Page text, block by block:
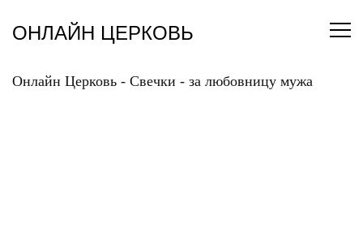
содержанию
ОНЛАЙН ЦЕРКОВЬ
Онлайн Церковь - Свечки - за любовницу мужа